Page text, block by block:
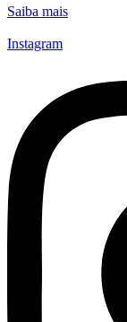
Saiba mais
Instagram